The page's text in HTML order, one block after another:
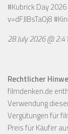
#Kubrick Day 2026
v=dFJIBsTaOj8
28 July 2026 @
Rechtlicher
filmdenken.de
Verwendung
Vergütungen für
Preis für Käufer